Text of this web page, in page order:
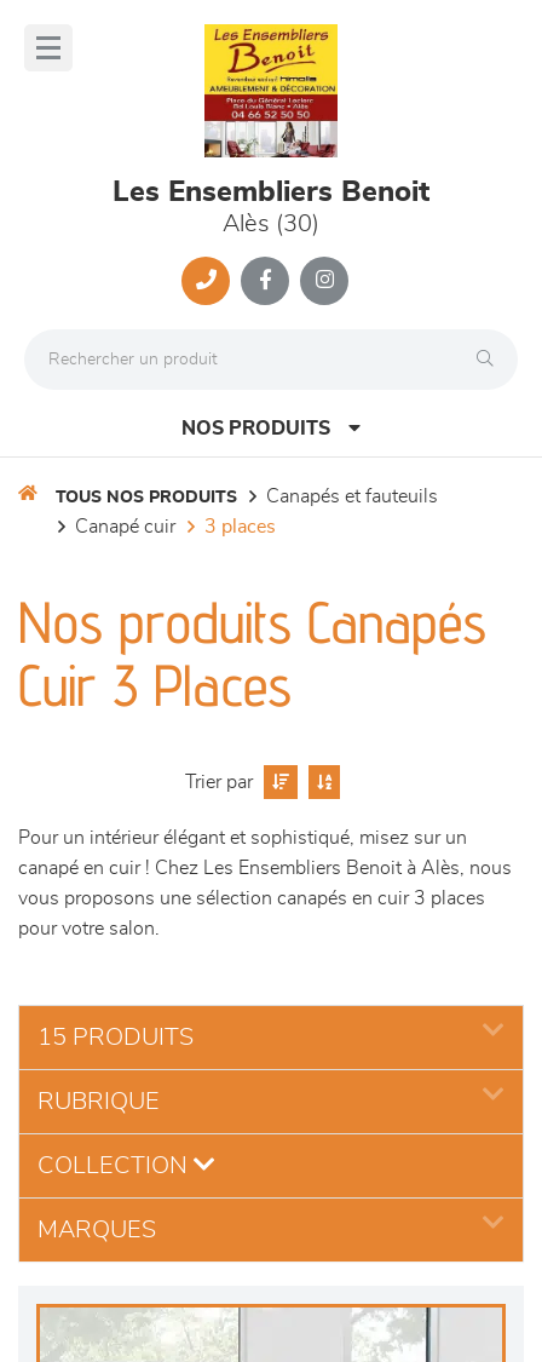
Les Ensembliers Benoit
Alès (30)
NOS PRODUITS
séjours
meubles de complément
décoration
TOUS NOS PRODUITS
canapés et fauteuils
canapé cuir
3 places
Nos produits Canapés
Cuir 3 Places
Trier par
Pour un intérieur élégant et sophistiqué, misez sur un
canapé en cuir ! Chez Les Ensembliers Benoit à Alès, nous
vous proposons une sélection canapés en cuir 3 places
pour votre salon.
15 PRODUITS
RUBRIQUE
COLLECTION
MARQUES